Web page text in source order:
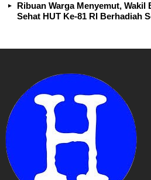
Ribuan Warga Menyemut,
Sehat HUT Ke-81 RI Berhadiah